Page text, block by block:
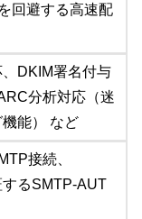
回避する高速配
DKIM署名付与
分析対応（迷
能） など
接続、
するSMTP-AUT